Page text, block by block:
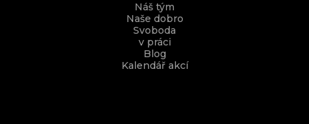
Náš tým
Naše dobro
Svoboda
v práci
Blog
Kalendář akcí